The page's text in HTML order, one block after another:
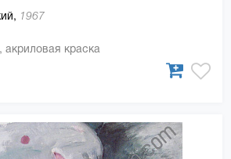
1967
краска